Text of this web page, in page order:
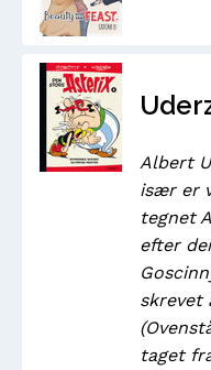
Albert
især er
tegnet
efter
skrevet
taget